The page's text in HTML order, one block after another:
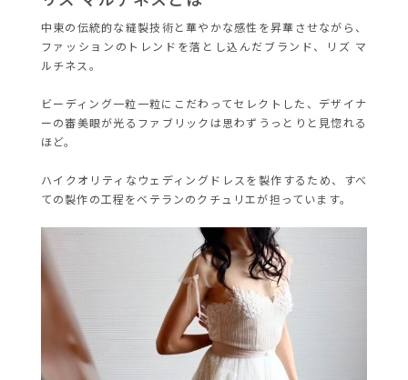
中東の伝統的な縫製技術と華やかな感性を昇華させながら、
ファッションのトレンドを落とし込んだブランド、リズ マ
ルチネス。
ビーディング一粒一粒にこだわってセレクトした、デザイナ
ーの審美眼が光るファブリックは思わずうっとりと見惚れる
ほど。
ハイクオリティなウェディングドレスを製作するため、すべ
ての製作の工程をベテランのクチュリエが担っています。